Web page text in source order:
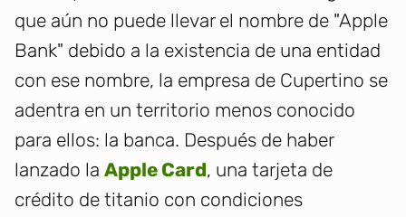
que aún no puede llevar el nombre de "Apple
Bank" debido a la existencia de una entidad
con ese nombre, la empresa de Cupertino se
adentra en un territorio menos conocido
para ellos: la banca. Después de haber
lanzado la Apple Card, una tarjeta de
crédito de titanio con condiciones